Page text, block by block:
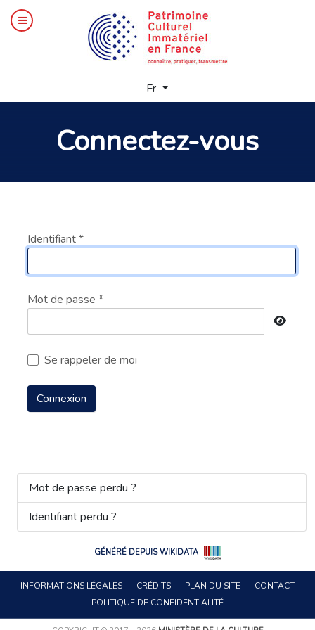
Fr
Connectez-vous
Identifiant*
Mot de passe *
Se rappeler de moi
Connexion
Mot de passe perdu ?
Identifiant perdu ?
GÉNÉRÉ DEPUIS WIKIDATA
INFORMATIONS LÉGALES CRÉDITS PLAN DU SITE
CONTACT
POLITIQUE DE CONFIDENTIALITÉ